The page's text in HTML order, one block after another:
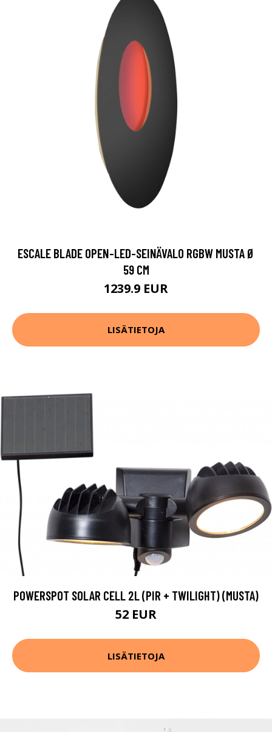
ESCALE BLADE OPEN-LED-SEINÄVALO RGBW MUSTA Ø
59 CM
1239.9 EUR
LISÄTIETOJA
POWERSPOT SOLAR CELL 2L (PIR + TWILIGHT) (MUSTA)
52 EUR
LISÄTIETOJA